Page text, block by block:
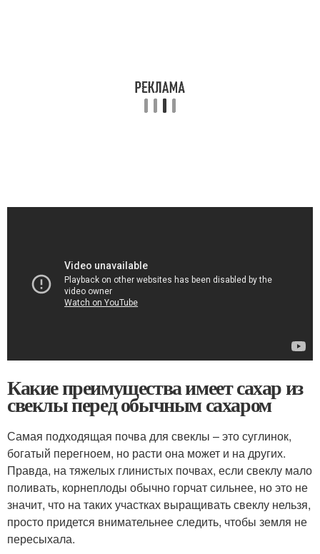
Какие преимущества имеет сахар из
свеклы перед обычным сахаром
Самая подходящая почва для свеклы – это суглинок,
богатый перегноем, но расти она может и на других.
Правда, на тяжелых глинистых почвах, если свеклу мало
поливать, корнеплоды обычно горчат сильнее, но это не
значит, что на таких участках выращивать свеклу нельзя,
просто придется внимательнее следить, чтобы земля не
пересыхала.